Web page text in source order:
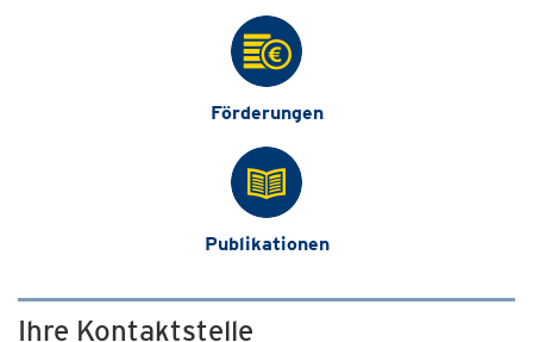
Förderungen
Publikationen
Ihre Kontaktstelle